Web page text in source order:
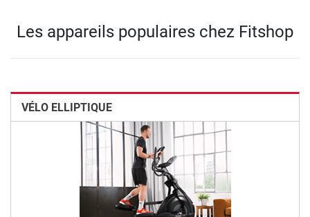
Les appareils populaires chez Fitshop
VÉLO ELLIPTIQUE